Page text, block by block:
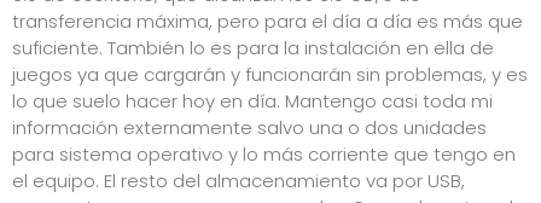
transferencia máxima, pero para el día a día es más que
suficiente. También lo es para la instalación en ella de
juegos ya que cargarán y funcionarán sin problemas, y es
lo que suelo hacer hoy en día. Mantengo casi toda mi
información externamente salvo una o dos unidades
para sistema operativo y lo más corriente que tengo en
el equipo. El resto del almacenamiento va por USB,